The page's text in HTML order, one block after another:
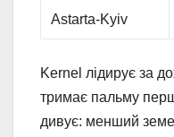
Astarta-Kyiv
Kernel лідирує за
тримає пальму
дивує: менший